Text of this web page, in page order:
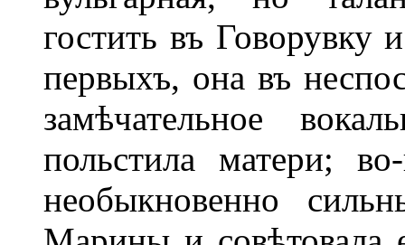
гостить въ Говорувку
первыхъ, она въ
замѣчательное
польстила матери;
необыкновенно